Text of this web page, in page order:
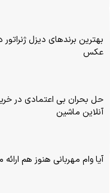
بهترین برندهای دیزل ژنراتور
عکس
حل بحران بی‌ اعتمادی در
آنلاین ماشین
آیا وام مهربانی هنوز هم